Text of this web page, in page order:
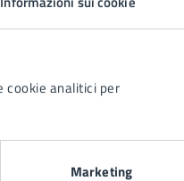
cookie analitici per
Marketing